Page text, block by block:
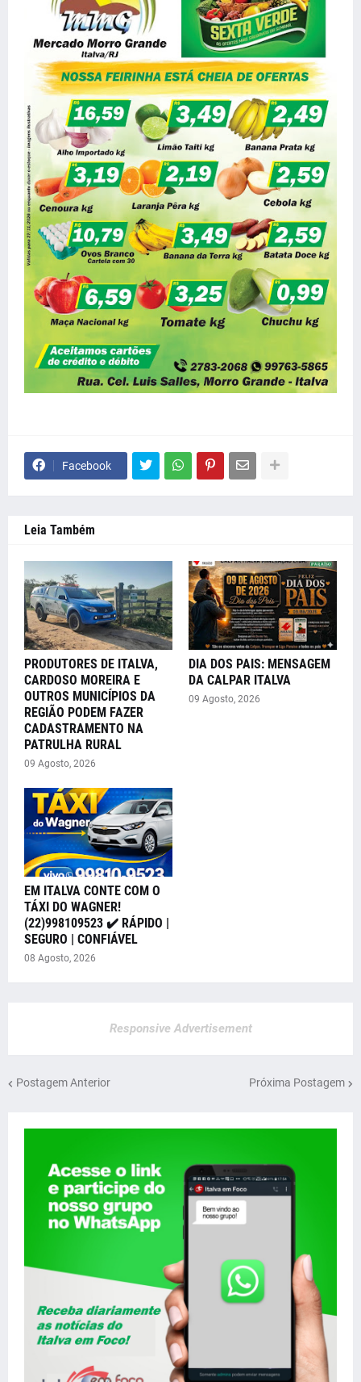
Facebook
Leia Também
PRODUTORES DE ITALVA,
CARDOSO MOREIRA E
OUTROS MUNICÍPIOS DA
REGIÃO PODEM FAZER
CADASTRAMENTO NA
PATRULHA RURAL
09 Agosto, 2026
DIA DOS PAIS: MENSAGEM
DA CALPAR ITALVA
09 Agosto, 2026
EM ITALVA CONTE COM O
TÁXI DO WAGNER!
(22)998109523 ✔️ RÁPIDO |
SEGURO | CONFIÁVEL
08 Agosto, 2026
Responsive Advertisement
Postagem Anterior Próxima Postagem